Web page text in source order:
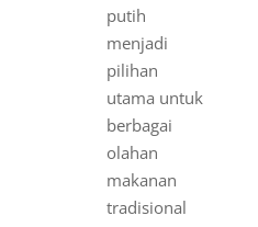
putih
menjadi
pilihan
utama untuk
berbagai
olahan
makanan
tradisional